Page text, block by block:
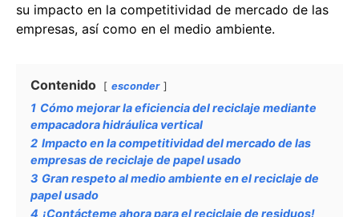
su impacto en la competitividad de mercado de las
empresas, así como en el medio ambiente.
Contenido esconder
1 Cómo mejorar la eficiencia del reciclaje mediante
empacadora hidráulica vertical
2 Impacto en la competitividad del mercado de las
empresas de reciclaje de papel usado
3 Gran respeto al medio ambiente en el reciclaje de
papel usado
4 ¡Contácteme ahora para el reciclaje de residuos!